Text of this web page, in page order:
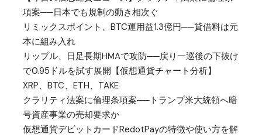
項案──日本でも規制の動き相次ぐ
リミックスポイント、BTC運用益1.3億円──貸借料は元
本に組み入れ
リップル、日足長期HMAで攻防──戻り一巡後の下抜け
で0.95ドルを試す展開【仮想通貨チャート分析】
XRP、BTC、ETH、TAKE
クラリティ法案に倫理条項案──トランプ米大統領へ暗
号資産事業の売却要求か
仮想通貨デビットカードRedotPayの特徴や使い方を解